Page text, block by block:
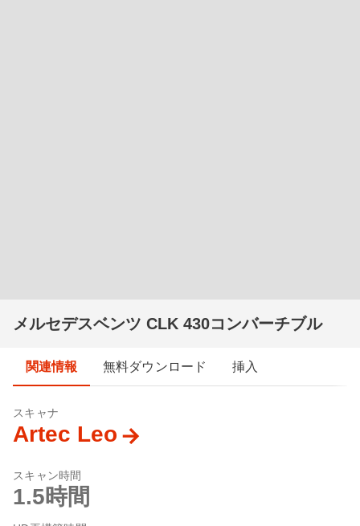
メルセデスベンツ CLK 430コンバーチブル
関連情報 無料ダウンロード 挿入
スキャナ
Artec Leo
スキャン時間
1.5時間